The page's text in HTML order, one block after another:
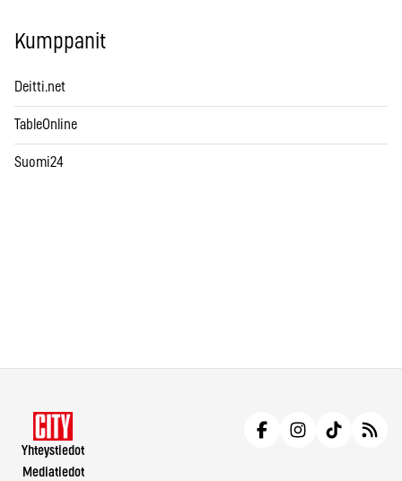
Kumppanit
Deitti.net
TableOnline
Suomi24
Yhteystiedot
Mediatiedot